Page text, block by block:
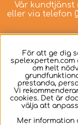
Vår kundtjänst
eller via telefon
Svenska
För att ge dig
spelexperten.com
om helt
prestanda,
Vi
cookies. Det är
välja att
Mer information